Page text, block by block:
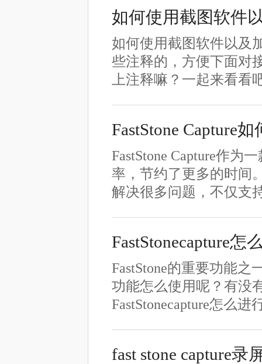
如何使用截图软件
如何使用截图软件以及
些注释的，方便下面对
上注释嘛？一起来看看
FastStone Capture
FastStone Capture作为
率，节约了更多的时间
解决很多问题，不仅支
FastStonecapture
FastStone的重要功能之
功能怎么使用呢？有没
FastStonecapture怎么
fast stone capture